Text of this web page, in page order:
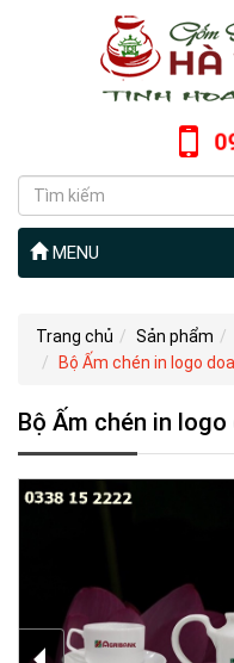
MENU
Trang chủ Sản phẩm
Bộ Ấm chén in logo
Bộ Ấm chén in